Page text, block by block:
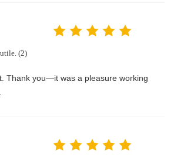
(2)
Thank you—it was a pleasure working